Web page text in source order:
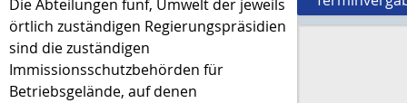
Die Abteilungen fünf, Umwelt der jeweils
örtlich zuständigen Regierungspräsidien
sind die zuständigen
Immissionsschutzbehörden für
Betriebsgelände, auf denen